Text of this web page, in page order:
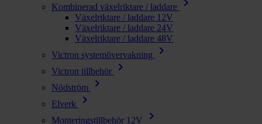
Kombinerad växelriktare / laddare
Växelriktare / laddare 12V
Växelriktare / laddare 24V
Växelriktare / laddare 48V
Victron systemövervakning
chevron_right
Victron tillbehör chevron_right
Nödström chevron_right
Elverk chevron_right
Monteringstillbehör 12V chevron_right